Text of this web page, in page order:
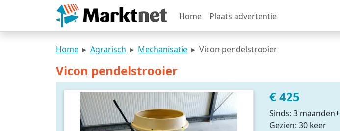
Home Plaats advertentie
Home Agrarisch Mechanisatie Vicon pendelstrooier
Vicon pendelstrooier
€ 425
Sinds: 3 maanden+
Gezien: 30 keer